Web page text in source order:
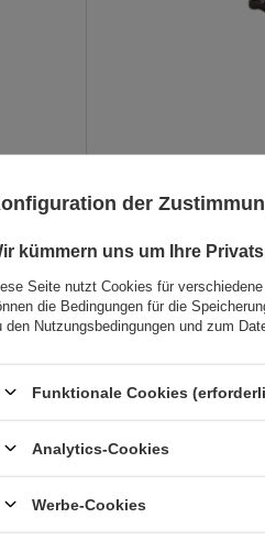
der
kümmern uns um Ihre
Seite nutzt Cookies für
die Bedingungen für die
den Nutzungsbedingungen und zum
Funktionale Cookies
Analytics-Cookies
Werbe-Cookies